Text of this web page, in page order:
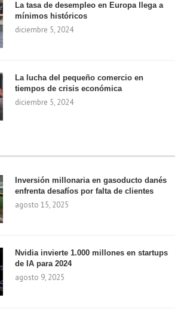
La tasa de desempleo en Europa llega a
mínimos históricos
diciembre 5, 2024
La lucha del pequeño comercio en
tiempos de crisis económica
diciembre 5, 2024
Inversión millonaria en gasoducto danés
enfrenta desafíos por falta de clientes
agosto 15, 2025
Nvidia invierte 1.000 millones en startups
de IA para 2024
agosto 9, 2025